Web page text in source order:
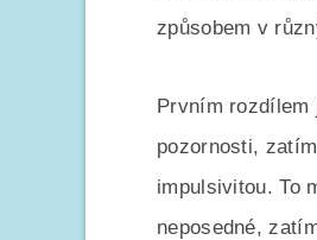
způsobem v
Prvním rozdílem
pozornosti,
impulsivitou. To
neposedné,